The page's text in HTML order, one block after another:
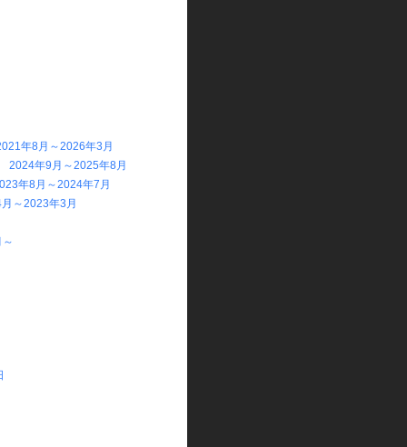
年8月～2026年3月
2024年9月～2025年8月
年8月～2024年7月
～2023年3月